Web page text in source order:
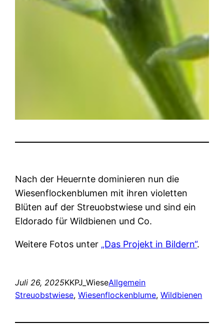
Nach der Heuernte dominieren nun die
Wiesenflockenblumen mit ihren violetten
Blüten auf der Streuobstwiese und sind ein
Eldorado für Wildbienen und Co.
Weitere Fotos unter „Das Projekt in Bildern“.
Juli 26, 2025KKPJ_WieseAllgemein
Streuobstwiese, Wiesenflockenblume, Wildbienen